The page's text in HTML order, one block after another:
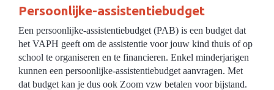
Persoonlijke-assistentiebudget
Een persoonlijke-assistentiebudget (PAB) is een budget dat
het VAPH geeft om de assistentie voor jouw kind thuis of op
school te organiseren en te financieren. Enkel minderjarigen
kunnen een persoonlijke-assistentiebudget aanvragen. Met
dat budget kan je dus ook Zoom vzw betalen voor bijstand.